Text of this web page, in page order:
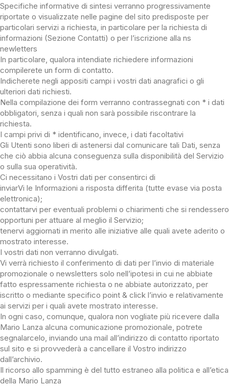
Specifiche informative di sintesi verranno progressivamente
riportate o visualizzate nelle pagine del sito predisposte per
particolari servizi a richiesta, in particolare per la richiesta di
informazioni (Sezione Contatti) o per l’iscrizione alla ns
newletters
In particolare, qualora intendiate richiedere informazioni
compilerete un form di contatto.
Indicherete negli appositi campi i vostri dati anagrafici o gli
ulteriori dati richiesti.
Nella compilazione dei form verranno contrassegnati con * i dati
obbligatori, senza i quali non sarà possibile riscontrare la
richiesta.
I campi privi di * identificano, invece, i dati facoltativi
Gli Utenti sono liberi di astenersi dal comunicare tali Dati, senza
che ciò abbia alcuna conseguenza sulla disponibilità del Servizio
o sulla sua operatività.
Ci necessitano i Vostri dati per consentirci di
inviarVi le Informazioni a risposta differita (tutte evase via posta
elettronica);
contattarvi per eventuali problemi o chiarimenti che si rendessero
opportuni per attuare al meglio il Servizio;
tenervi aggiornati in merito alle iniziative alle quali avete aderito o
mostrato interesse.
I vostri dati non verranno divulgati.
Vi verrà richiesto il conferimento di dati per l’invio di materiale
promozionale o newsletters solo nell’ipotesi in cui ne abbiate
fatto espressamente richiesta o ne abbiate autorizzato, per
iscritto o mediante specifico point & click l’invio e relativamente
ai servizi per i quali avete mostrato interesse.
In ogni caso, comunque, qualora non vogliate più ricevere dalla
Mario Lanza alcuna comunicazione promozionale, potrete
segnalarcelo, inviando una mail all’indirizzo di contatto riportato
sul sito e si provvederà a cancellare il Vostro indirizzo
dall’archivio.
Il ricorso allo spamming è del tutto estraneo alla politica e all’etica
della Mario Lanza